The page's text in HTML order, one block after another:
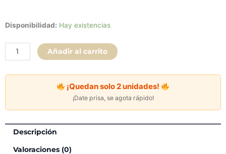
Disponibilidad: Hay existencias
Lampara
Añadir al carrito
¡Quedan solo 2 unidades!
¡Date prisa, se agota rápido!
Descripción
Valoraciones (0)